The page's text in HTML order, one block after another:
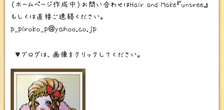
（ホームページ作成中）お問い合わせはHair and Make『untree』
もしくは直接ご連絡ください。
p_piroko_p＠yahoo.co.jp
▼ブログは、画像をクリックしてください。